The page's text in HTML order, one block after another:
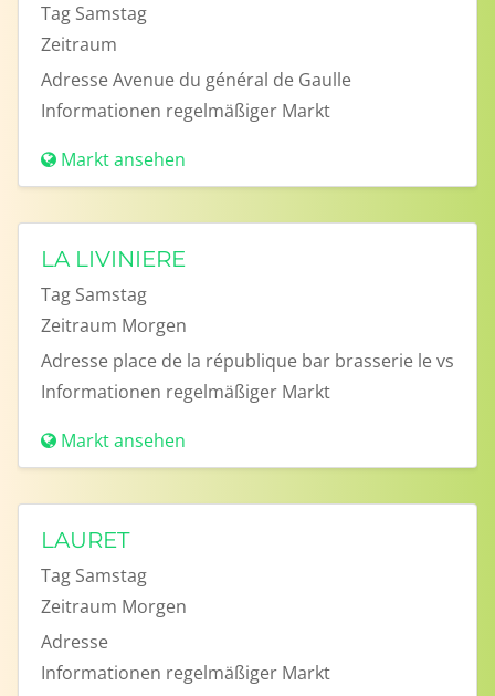
Tag Samstag
Zeitraum
AdresseAvenue du général de Gaulle
Informationen regelmäßiger Markt
Markt ansehen
LA LIVINIERE
Tag Samstag
Zeitraum Morgen
Adresse place de la république bar brasserie le vs
Informationen regelmäßiger Markt
Markt ansehen
LAURET
Tag Samstag
Zeitraum Morgen
Adresse
Informationen regelmäßiger Markt